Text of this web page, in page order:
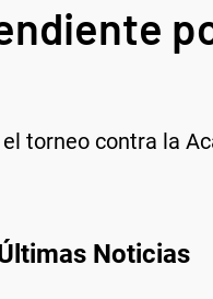
torneo contra la
Noticias